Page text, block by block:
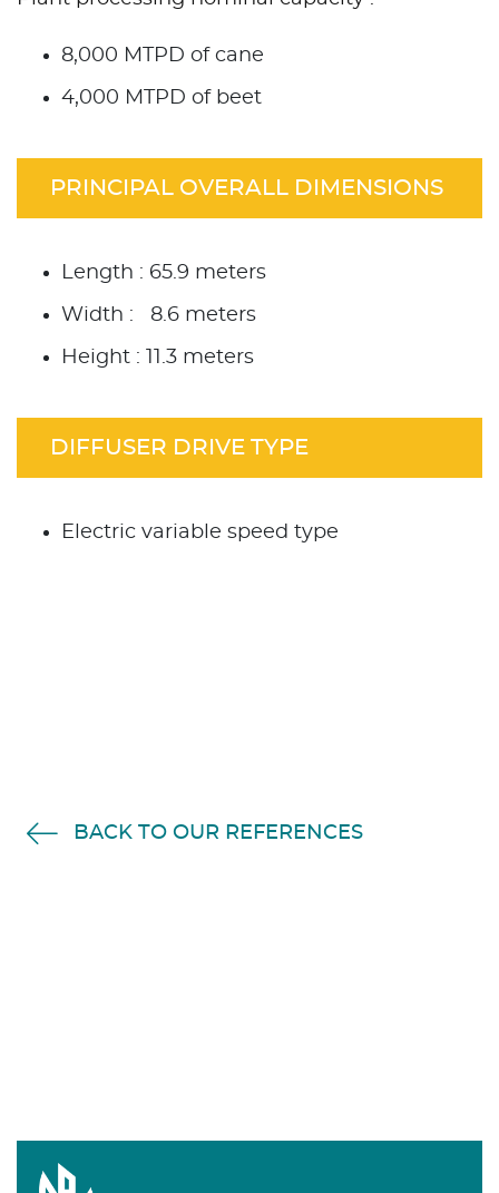
8,000 MTPD of cane
4,000 MTPD of beet
PRINCIPAL OVERALL DIMENSIONS
Length : 65.9 meters
Width : 8.6 meters
Height : 11.3 meters
DIFFUSER DRIVE TYPE
Electric variable speed type
BACK TO OUR REFERENCES